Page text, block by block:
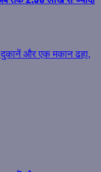
दुकानें और एक मकान ढहा,